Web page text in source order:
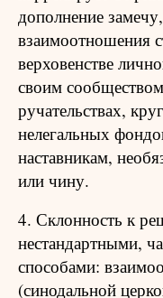
дополнение
взаимоотношения
верховенстве
своим
ручательствах,
нелегальных
наставникам,
или чину.
4. Склонность к
нестандартными,
способами:
(синодальной